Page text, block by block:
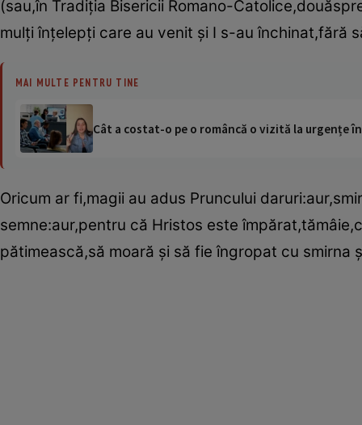
(sau,în Tradiţia Bisericii Romano-
mulţi înţelepţi care au venit şi I s-au închinat,fără
MAI MULTE PENTRU TINE
Cât a costat-o pe o româncă o vizită la urgențe
Oricum ar fi,magii au adus Pruncului
semne:aur,pentru că Hristos este
pătimească,să moară şi să fie îngropat cu smirna